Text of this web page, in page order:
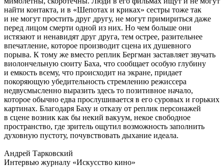
найти контакта, и в «Шепотах и криках» сестры тоже так
и не могут простить друг другу, не могут примириться даже
перед лицом смерти одной из них. Но чем больше они
истязают и ненавидят друг друга, тем острее, разительнее
впечатление, которое производит сцена их душевного
порыва. К тому же вместо реплик Бергман заставляет звучать
виолончельную сюиту Баха, что сообщает особую глубину
и емкость всему, что происходит на экране, придает
покоряющую убедительность стремлению режиссера
недвусмысленно выразить здесь то позитивное начало,
которое обычно едва прослушивается в его суровых и горьких
картинах. Благодаря Баху и отказу от реплик персонажей
в сцене возник как бы некий вакуум, некое свободное
пространство, где зритель ощутил возможность заполнить
духовную пустоту, почувствовать дыхание идеала.
Андрей Тарковский
Интервью журналу «Искусство кино»